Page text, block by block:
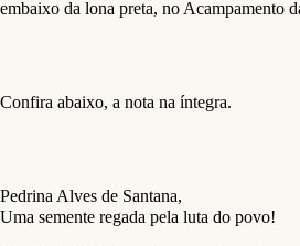
embaixo da lona preta, no Acampamento
Confira abaixo, a nota na íntegra.
Pedrina Alves de Santana,
Uma semente regada pela luta do povo!